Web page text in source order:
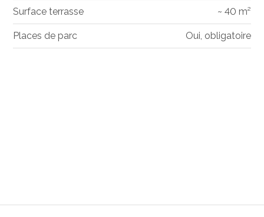
Surface terrasse ~ 40 m²
Places de parc Oui, obligatoire